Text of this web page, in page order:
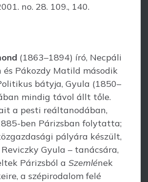
no. 28. 109., 140.
(1863–1894) író, Necpáli
és Pákozdy Matild második
bátyja, Gyula (1850–
mindig távol állt tőle.
a pesti reáltanodában,
ben Párizsban folytatta;
pályára készült,
Gyula – tanácsára,
Párizsból a Szemlének
a szépirodalom felé